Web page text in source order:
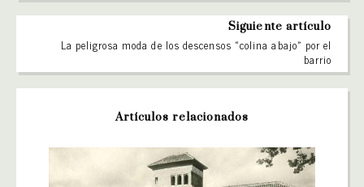
Siguiente artículo
La peligrosa moda de los descensos «colina abajo» por el
barrio
Artículos relacionados